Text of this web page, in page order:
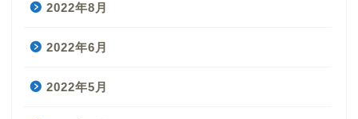
2022年8月
2022年6月
2022年5月